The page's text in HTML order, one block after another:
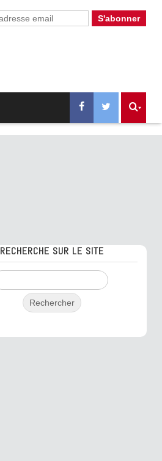
RECHERCHE SUR LE SITE